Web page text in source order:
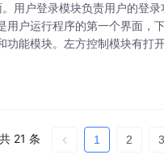
用户登录模块负责用户的登录
用户运行程序的第一个界面，
能模块。左方控制模块有打
共 21 条 1 2 3